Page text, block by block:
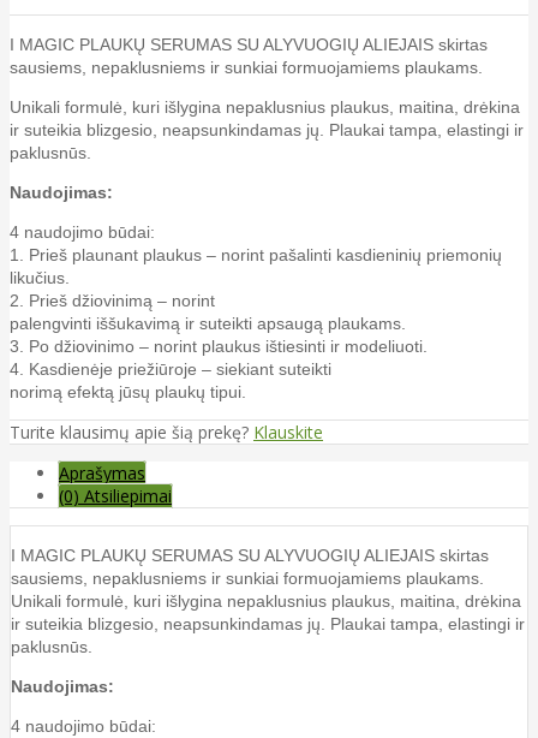
I MAGIC PLAUKŲ SERUMAS SU ALYVUOGIŲ ALIEJAIS skirtas
sausiems, nepaklusniems ir sunkiai formuojamiems plaukams.
Unikali formulė, kuri išlygina nepaklusnius plaukus, maitina, drėkina
ir suteikia blizgesio, neapsunkindamas jų. Plaukai tampa, elastingi ir
paklusnūs.
Naudojimas:
4 naudojimo būdai:
1. Prieš plaunant plaukus – norint pašalinti kasdieninių priemonių
likučius.
2. Prieš džiovinimą – norint
palengvinti iššukavimą ir suteikti apsaugą plaukams.
3. Po džiovinimo – norint plaukus ištiesinti ir modeliuoti.
4. Kasdienėje priežiūroje – siekiant suteikti
norimą efektą jūsų plaukų tipui.
Turite klausimų apie šią prekę? Klauskite
Aprašymas
(0) Atsiliepimai
I MAGIC PLAUKŲ SERUMAS SU ALYVUOGIŲ ALIEJAIS skirtas
sausiems, nepaklusniems ir sunkiai formuojamiems plaukams.
Unikali formulė, kuri išlygina nepaklusnius plaukus, maitina, drėkina
ir suteikia blizgesio, neapsunkindamas jų. Plaukai tampa, elastingi ir
paklusnūs.
Naudojimas:
4 naudojimo būdai: